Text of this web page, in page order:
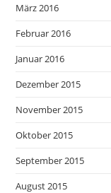
März 2016
Februar 2016
Januar 2016
Dezember 2015
November 2015
Oktober 2015
September 2015
August 2015